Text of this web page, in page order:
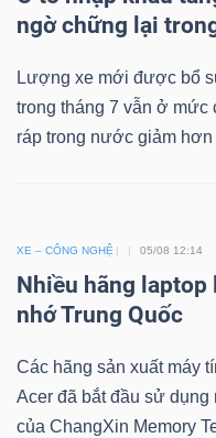
ngờ chững lại
Lượng xe mới được bổ
trong tháng 7 vẫn ở mức
ráp trong nước giảm
XE – CÔNG NGHỆ 05/08 12:14
Nhiều hãng
nhớ Trung Quốc
Các hãng sản xuất máy
Acer đã bắt đầu sử
của ChangXin Memory
Bài
viết
của
tác
Báo
cáo
phân
tích
(-)